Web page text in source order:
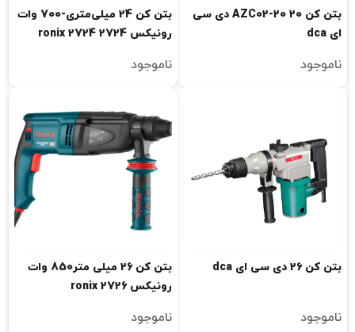
بتن کن 20 AZC02-20 دی سی
ای dca
ناموجود
بتن کن 24 میلی‌متری-700 وات
رونیکس ronix 2724 2724
ناموجود
بتن کن 26 دی سی ای dca
ناموجود
بتن کن 26 میلی متر850 وات
رونیکس ronix 2726
ناموجود